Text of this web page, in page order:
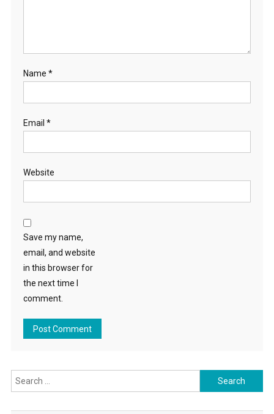
Name *
Email *
Website
Save my name,
email, and website
in this browser for
the next time I
comment.
Search for: